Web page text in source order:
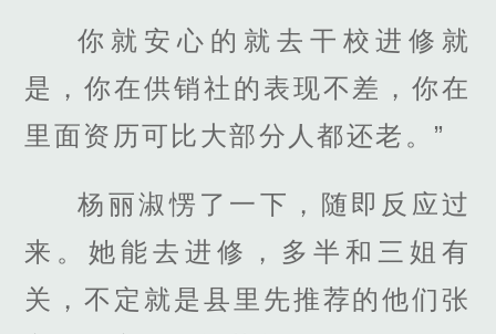
你就安心的就去干校进修就
是，你在供销社的表现不差，你在
里面资历可比大部分人都还老。”
杨丽淑愣了一下，随即反应过
来。她能去进修，多半和三姐有
关，不定就是县里先推荐的他们张